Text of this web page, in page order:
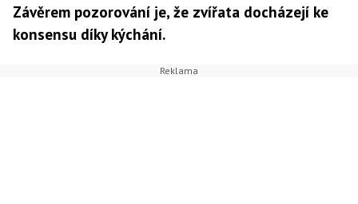
Závěrem pozorování je, že zvířata docházejí ke
konsensu díky kýchání.